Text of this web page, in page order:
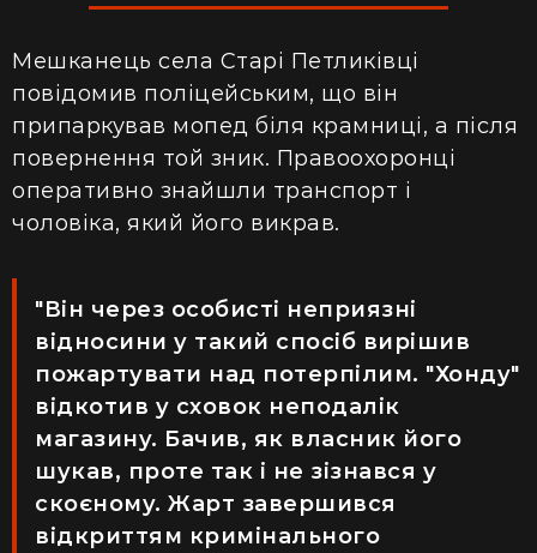
Мешканець села Старі Петликівці
повідомив поліцейським, що він
припаркував мопед біля крамниці, а після
повернення той зник. Правоохоронці
оперативно знайшли транспорт і
чоловіка, який його викрав.
"Він через особисті неприязні
відносини у такий спосіб вирішив
пожартувати над потерпілим. "Хонду"
відкотив у сховок неподалік
магазину. Бачив, як власник його
шукав, проте так і не зізнався у
скоєному. Жарт завершився
відкриттям кримінального